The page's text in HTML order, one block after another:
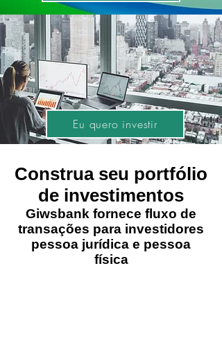
Eu quero investir
Construa seu portfólio
de investimentos
Giwsbank fornece fluxo de
transações para investidores
pessoa jurídica e pessoa
física